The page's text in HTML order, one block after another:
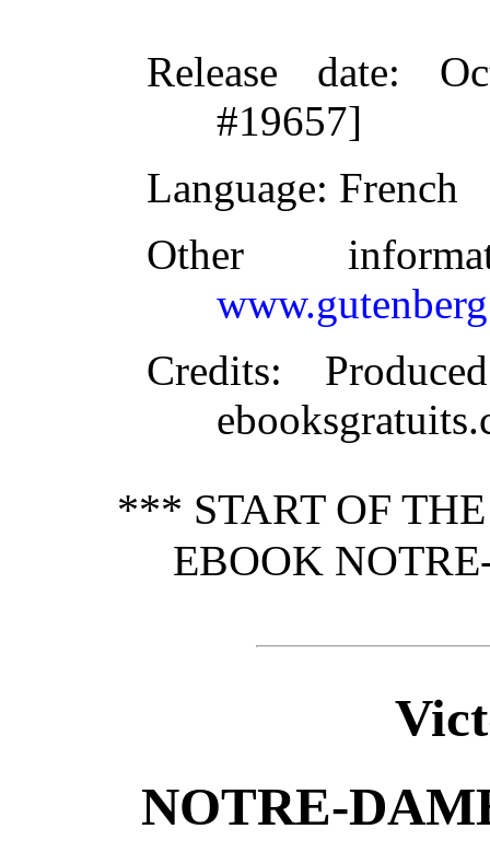
Release date:
#19657]
Language: French
Other
Credits:
*** START OF
EBOOK
NOTRE-